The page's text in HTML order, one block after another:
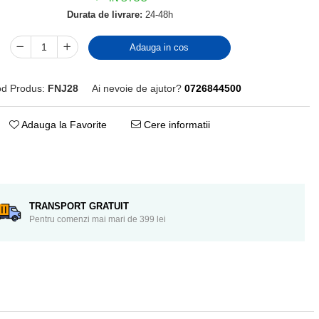
Durata de livrare: 24-48h
Adauga in cos
Produs: FNJ28 Ai nevoie de ajutor? 0726844500
Adauga la Favorite Cere informatii
TRANSPORT GRATUIT
Pentru comenzi mai mari de 399 lei